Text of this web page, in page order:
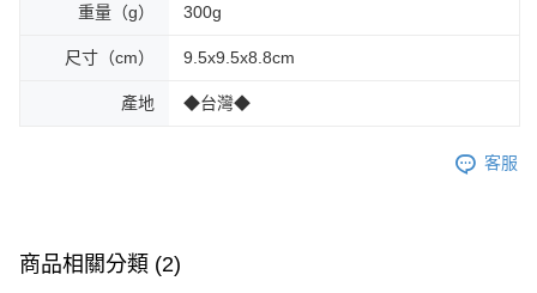
重量（g） 300g
尺寸（cm） 9.5x9.5x8.8cm
產地 ◆台灣◆
客服
商品相關分類 (2)